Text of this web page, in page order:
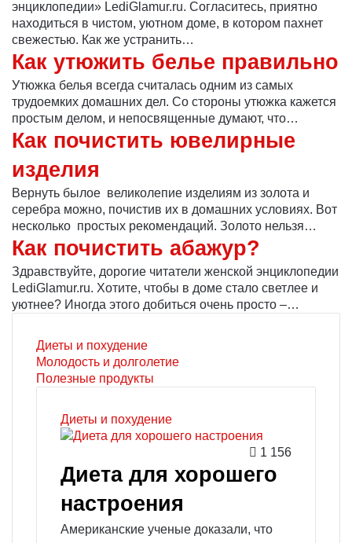
энциклопедии» LediGlamur.ru. Согласитесь, приятно
находиться в чистом, уютном доме, в котором пахнет
свежестью. Как же устранить…
Как утюжить белье правильно
Утюжка белья всегда считалась одним из самых
трудоемких домашних дел. Со стороны утюжка кажется
простым делом, и непосвященные думают, что…
Как почистить ювелирные
изделия
Вернуть былое великолепие изделиям из золота и
серебра можно, почистив их в домашних условиях. Вот
несколько простых рекомендаций. Золото нельзя…
Как почистить абажур?
Здравствуйте, дорогие читатели женской энциклопедии
LediGlamur.ru. Хотите, чтобы в доме стало светлее и
уютнее? Иногда этого добиться очень просто –…
Диеты и похудение
Молодость и долголетие
Полезные продукты
Диеты и похудение
1 156
Диета для хорошего
настроения
Американские ученые доказали, что